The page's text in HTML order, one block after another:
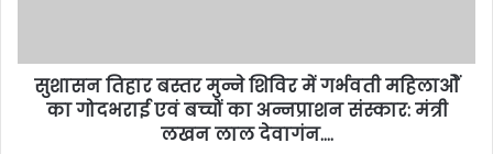
सुशासन तिहार बस्तर मुन्ने शिविर में गर्भवती महिलाओें
का गोदभराई एवं बच्चों का अन्नप्राशन संस्कार: मंत्री
लखन लाल देवागंन….